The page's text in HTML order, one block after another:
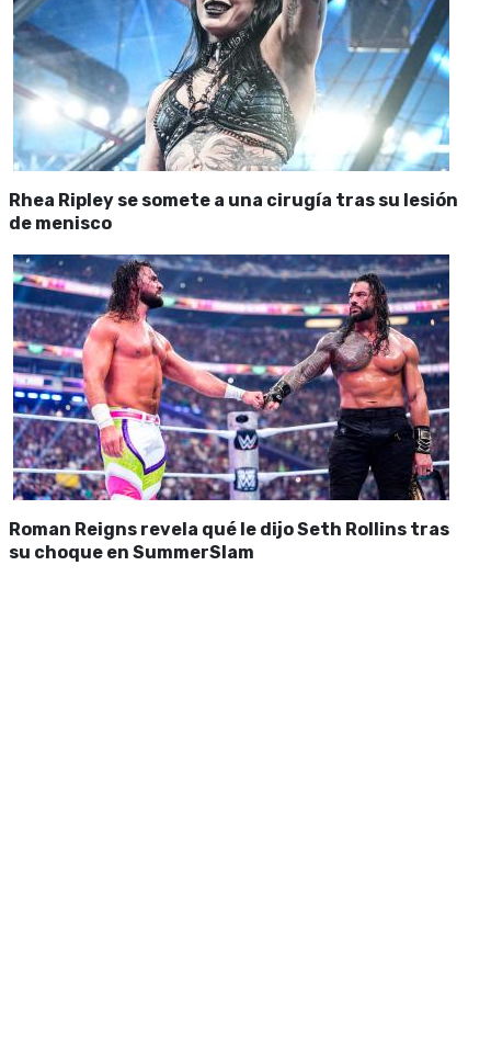
Rhea Ripley se somete a una cirugía tras su lesión
de menisco
Roman Reigns revela qué le dijo Seth Rollins tras
su choque en SummerSlam